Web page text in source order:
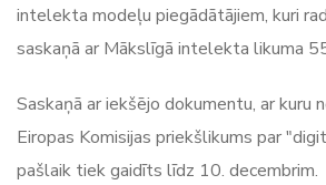
intelekta modeļu piegādātājiem, kuri
saskaņā ar Mākslīgā intelekta likuma
Saskaņā ar iekšējo dokumentu, ar kuru
Eiropas Komisijas priekšlikums par
pašlaik tiek gaidīts līdz 10. decembrim.